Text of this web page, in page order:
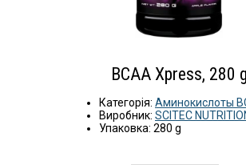
BCAA Xpress, 280 g
Категорія: Аминокислоты
Виробник: SCITEC
Упаковка: 280 g